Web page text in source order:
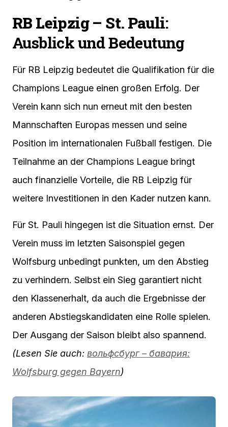
RB Leipzig – St. Pauli:
Ausblick und Bedeutung
Für RB Leipzig bedeutet die Qualifikation für die
Champions League einen großen Erfolg. Der
Verein kann sich nun erneut mit den besten
Mannschaften Europas messen und seine
Position im internationalen Fußball festigen. Die
Teilnahme an der Champions League bringt
auch finanzielle Vorteile, die RB Leipzig für
weitere Investitionen in den Kader nutzen kann.
Für St. Pauli hingegen ist die Situation ernst. Der
Verein muss im letzten Saisonspiel gegen
Wolfsburg unbedingt punkten, um den Abstieg
zu verhindern. Selbst ein Sieg garantiert nicht
den Klassenerhalt, da auch die Ergebnisse der
anderen Abstiegskandidaten eine Rolle spielen.
Der Ausgang der Saison bleibt also spannend.
(Lesen Sie auch: вольфсбург – бавария:
Wolfsburg gegen Bayern)